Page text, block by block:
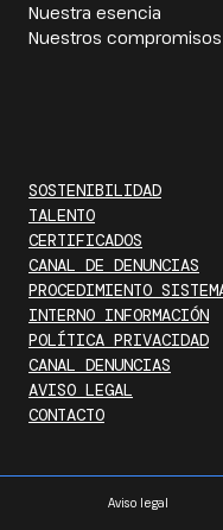
Nuestra esencia
Nuestros compromisos
SOSTENIBILIDAD
TALENTO
CERTIFICADOS
CANAL DE DENUNCIAS
PROCEDIMIENTO
INTERNO INFORMACIÓN
POLÍTICA PRIVACIDAD
CANAL DENUNCIAS
AVISO LEGAL
CONTACTO
Aviso legal